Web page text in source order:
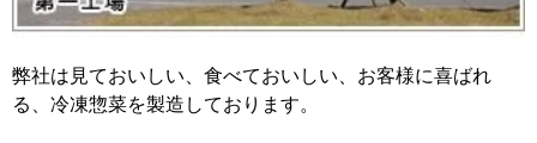
弊社は見ておいしい、食べておいしい、お客様に喜ばれ
る、冷凍惣菜を製造しております。